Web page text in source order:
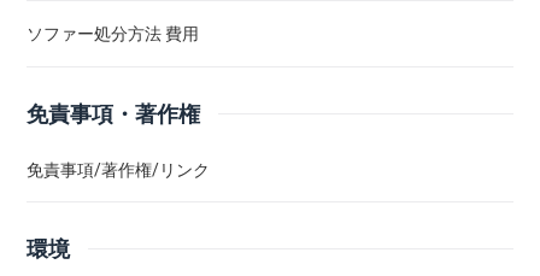
ソファー処分方法 費用
免責事項・著作権
免責事項/著作権/リンク
環境